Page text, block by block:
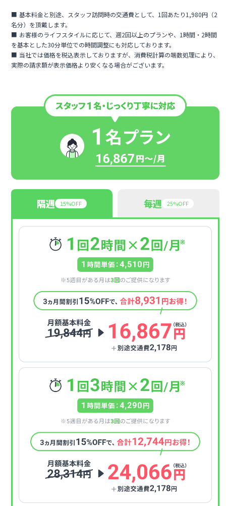
基本料金と別途、スタッフ訪問時の交通費として、1回あたり1,980円（2
名分）を頂戴します。
お客様のライフスタイルに応じて、週2回以上のプランや、1時間・2時間
を基本とした30分単位での時間調整にも対応しております。
当社では価格を税込表示しておりますが、消費税計算の端数処理により、
実際の請求額が表示価格より安くなる場合がございます。
隔週 15%OFF 毎週 25%OFF